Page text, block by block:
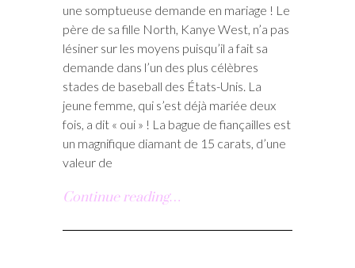
une somptueuse demande en mariage ! Le
père de sa fille North, Kanye West, n’a pas
lésiner sur les moyens puisqu’il a fait sa
demande dans l’un des plus célèbres
stades de baseball des États-Unis. La
jeune femme, qui s’est déjà mariée deux
fois, a dit « oui » ! La bague de fiançailles est
un magnifique diamant de 15 carats, d’une
valeur de
Continue reading…